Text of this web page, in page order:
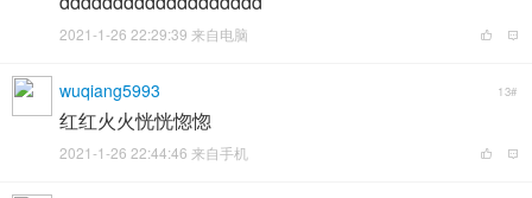
2021-1-26 22:29:39 来自电脑
wuqiang5993 13#
红红火火恍恍惚惚
2021-1-26 22:44:46 来自手机